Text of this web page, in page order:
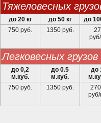
тяжеловесных
до 20 кг до 50 кг
до
750 руб.
1350 руб.
27
руб/
легковесных грузов
до 0,2
м.куб.
до 0.5
м.куб.
до
750 руб.
1350 руб.